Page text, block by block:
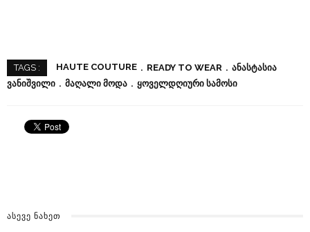
TAGS : HAUTE COUTURE READY TO WEAR
ᲐᲜᲐᲡᲢᲐᲡᲘᲐ
ᲕᲐᲜᲘᲨᲕᲘᲚᲘ
ᲛᲐᲦᲐᲚᲘ ᲛᲝᲓᲐ ᲧᲝᲕᲔᲚᲓᲦᲘᲣᲠᲘ ᲡᲐᲛᲝᲡᲘ
ᲐᲡᲔᲕᲔ ᲜᲐᲮᲔᲗ